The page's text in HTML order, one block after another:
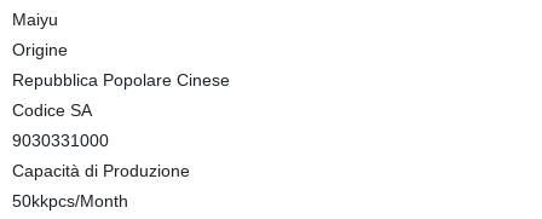
Maiyu
Origine
Repubblica Popolare Cinese
Codice SA
9030331000
Capacità di Produzione
50kkpcs/Month